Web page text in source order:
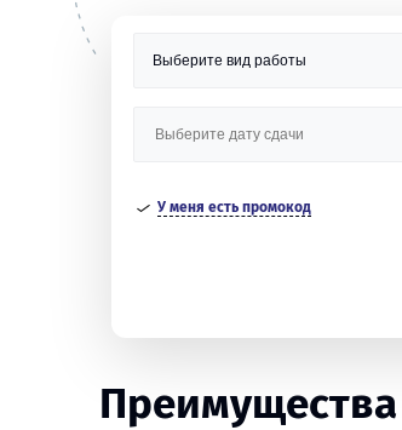
У меня есть промокод
Преимущества